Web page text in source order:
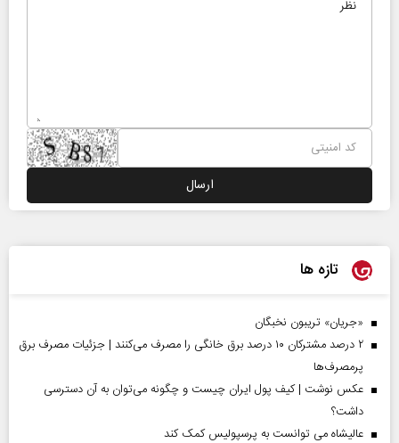
تازه ها
«جریان» تریبون نخبگان
۲ درصد مشترکان ۱۰ درصد برق خانگی را مصرف می‌کنند | جزئیات مصرف برق
پرمصرف‌ها
عکس نوشت | کیف پول ایران چیست و چگونه می‌توان به آن دسترسی
داشت؟
عالیشاه می توانست به پرسپولیس کمک کند